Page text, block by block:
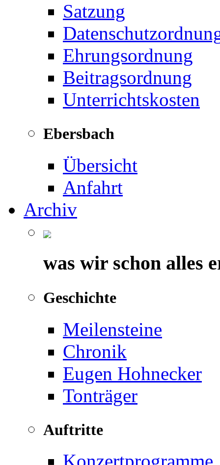
Satzung
Ehrungsordnung
Beitragsordnung
Unterrichtskosten
Ebersbach
Übersicht
Anfahrt
Archiv
was wir schon alles
Geschichte
Meilensteine
Chronik
Eugen Hohnecker
Tonträger
Auftritte